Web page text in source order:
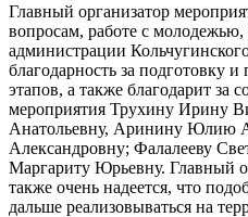
Главный организатор
вопросам, работе с молодежью,
администрации
благодарность за подготовку
этапов, а также благодарит за
мероприятия Трухину Ирину
Анатольевну, Аринину Юлию
Александровну; Фалалееву
Маргариту Юрьевну. Главный
также очень надеется, что
дальше реализовываться на